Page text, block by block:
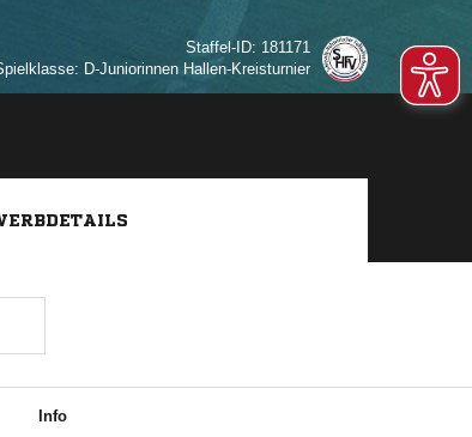
Staffel-ID: 181171
D-Juniorinnen Hallen-Kreisturnier
Info